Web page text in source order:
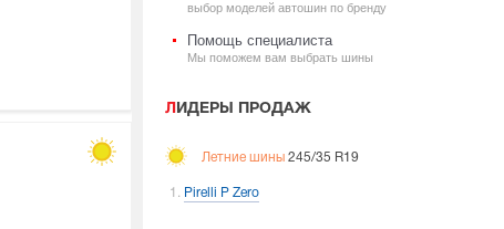
выбор моделей автошин по бренду
Помощь специалиста
Мы поможем вам выбрать шины
ЛИДЕРЫ ПРОДАЖ
Летние шины 245/35 R19
Pirelli P Zero